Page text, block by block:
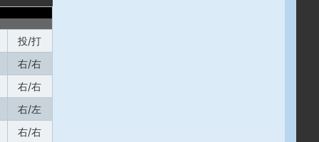
投/打
右/右
右/右
右/左
右/右